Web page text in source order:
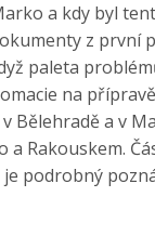
a kdy byl
z první
paleta
na
Bělehradě a v
a Rakouskem.
je podrobný